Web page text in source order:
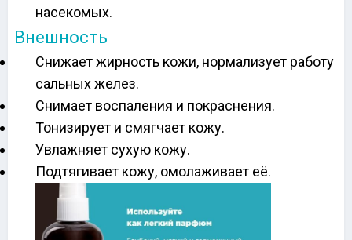
насекомых.
Внешность
Снижает жирность кожи, нормализует работу
сальных желез.
Снимает воспаления и покраснения.
Тонизирует и смягчает кожу.
Увлажняет сухую кожу.
Подтягивает кожу, омолаживает её.